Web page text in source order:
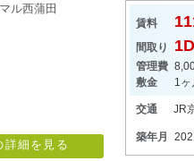
詳細を見る
賃料
間取り
管理費
敷金
1ヶ
交通 JR
築年月